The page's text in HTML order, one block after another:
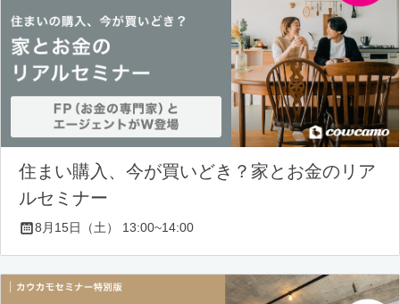
住まい購入、今が買いどき？家とお金のリア
ルセミナー
8月15日（土） 13:00~14:00